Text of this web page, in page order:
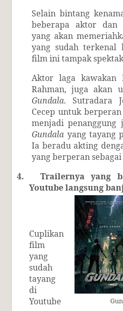
Selain bintang
beberapa aktor
yang akan
yang sudah terkenal
film ini tampak
Aktor laga kawakan
Rahman, juga akan
Gundala. Sutradara
Cecep untuk
menjadi
Gundala yang tayang
Ia beradu akting
yang berperan sebagai
4.
Trailernya yang
Youtube langsung
Cuplikan
film
yang
sudah
tayang
di
Youtube